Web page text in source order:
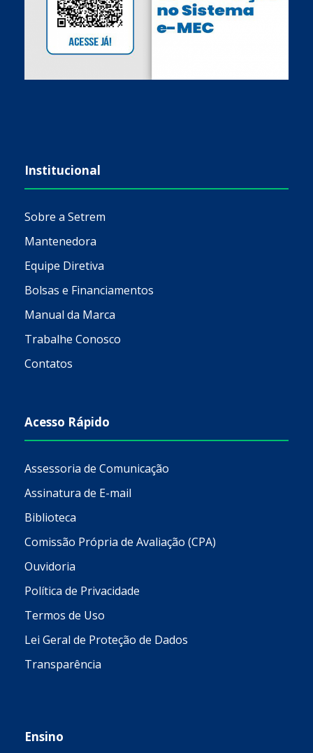
Institucional
Sobre a Setrem
Mantenedora
Equipe Diretiva
Bolsas e Financiamentos
Manual da Marca
Trabalhe Conosco
Contatos
Acesso Rápido
Assessoria de Comunicação
Assinatura de E-mail
Biblioteca
Comissão Própria de Avaliação (CPA)
Ouvidoria
Política de Privacidade
Termos de Uso
Lei Geral de Proteção de Dados
Transparência
Ensino